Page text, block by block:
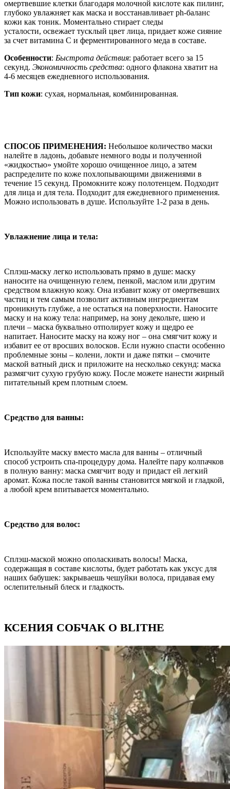
омертвевшие клетки благодаря молочной кислоте как пилинг,
глубоко увлажняет как маска и восстанавливает ph-баланс
кожи как тоник. Моментально стирает следы
усталости, освежает тусклый цвет лица, придает коже сияние
за счет витамина С и ферментированного меда в составе.
Особенности: Быстрота действия: работает всего за 15
секунд. Экономичность средства: одного флакона хватит на
4-6 месяцев ежедневного использования.
Тип кожи: сухая, нормальная, комбинированная.
СПОСОБ ПРИМЕНЕНИЯ: Небольшое количество маски
налейте в ладонь, добавьте немного воды и полученной
«жидкостью» умойте хорошо очищенное лицо, а затем
распределите по коже похлопывающими движениями в
течение 15 секунд. Промокните кожу полотенцем. Подходит
для лица и для тела. Подходит для ежедневного применения.
Можно использовать в душе. Используйте 1-2 раза в день.
Увлажнение лица и тела:
Сплэш-маску легко использовать прямо в душе: маску
наносите на очищенную гелем, пенкой, маслом или другим
средством влажную кожу. Она избавит кожу от омертвевших
частиц и тем самым позволит активным ингредиентам
проникнуть глубже, а не остаться на поверхности. Наносите
маску и на кожу тела: например, на зону декольте, шею и
плечи – маска буквально отполирует кожу и щедро ее
напитает. Наносите маску на кожу ног – она смягчит кожу и
избавит ее от вросших волосков. Если нужно спасти особенно
проблемные зоны – колени, локти и даже пятки – смочите
маской ватный диск и приложите на несколько секунд: маска
размягчит сухую грубую кожу. После можете нанести жирный
питательный крем плотным слоем.
Средство для ванны:
Используйте маску вместо масла для ванны – отличный
способ устроить спа-процедуру дома. Налейте пару колпачков
в полную ванну: маска смягчит воду и придаст ей легкий
аромат. Кожа после такой ванны становится мягкой и гладкой,
а любой крем впитывается моментально.
Средство для волос:
Cплэш-маской можно ополаскивать волосы! Маска,
содержащая в составе кислоты, будет работать как уксус для
наших бабушек: закрываешь чешуйки волоса, придавая ему
ослепительный блеск и гладкость.
КСЕНИЯ СОБЧАК О BLITHE